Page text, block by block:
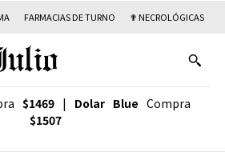
FARMACIAS DE TURNO ✟ NECROLÓGICAS
$1469 | Dolar Blue Compra
$1507